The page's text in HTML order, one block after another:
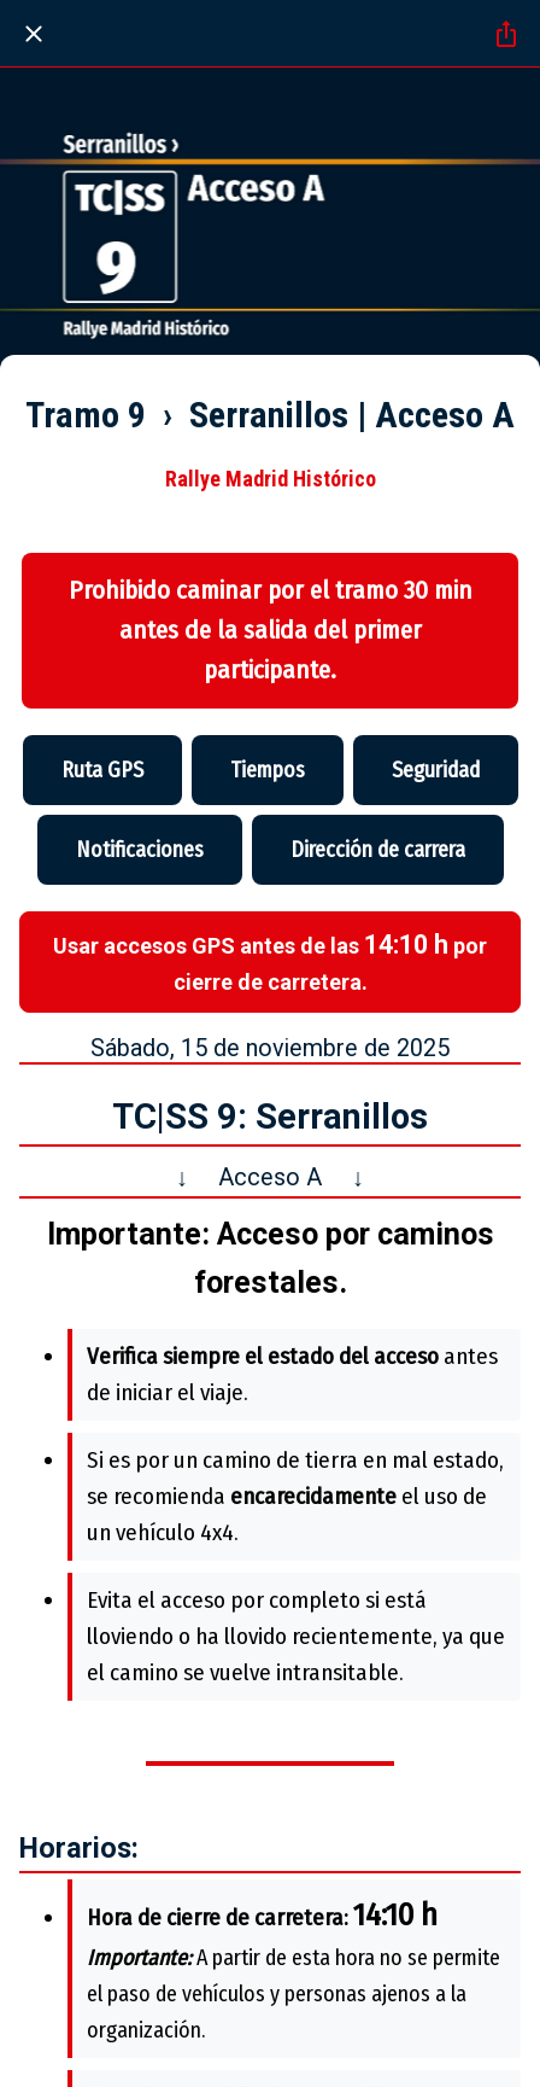
Tramo 9 › Serranillos | Acceso A
Rallye Madrid Histórico
Prohibido caminar por el tramo 30 min
antes de la salida del primer
participante.
Ruta GPS Tiempos Seguridad
Notificaciones Dirección de carrera
Usar accesos GPS antes de las 14:10 h por
cierre de carretera.
Sábado, 15 de noviembre de 2025
TC|SS 9: Serranillos
↓ Acceso A ↓
Importante: Acceso por caminos
forestales.
Verifica siempre el estado del acceso antes
de iniciar el viaje.
Si es por un camino de tierra en mal estado,
se recomienda encarecidamente el uso de
un vehículo 4x4.
Evita el acceso por completo si está
lloviendo o ha llovido recientemente, ya que
el camino se vuelve intransitable.
Horarios:
Hora de cierre de carretera:14:10 h
Importante:A partir de esta hora no se permite
el paso de vehículos y personas ajenos a la
organización.